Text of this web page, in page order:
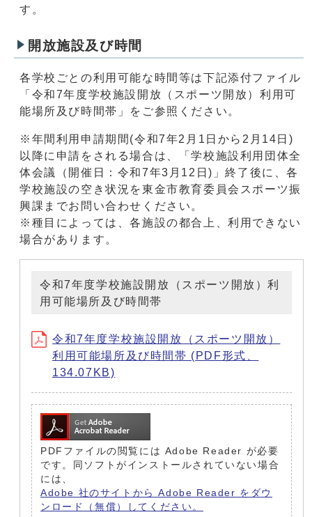
す。
開放施設及び時間
各学校ごとの利用可能な時間等は下記添付ファイル
「令和7年度学校施設開放（スポーツ開放）利用可
能場所及び時間帯」をご参照ください。
※年間利用申請期間(令和7年2月1日から2月14日)
以降に申請をされる場合は、「学校施設利用団体全
体会議（開催日：令和7年3月12日)」終了後に、各
学校施設の空き状況を東金市教育委員会スポーツ振
興課までお問い合わせください。
※種目によっては、各施設の都合上、利用できない
場合があります。
令和7年度学校施設開放（スポーツ開放）利
用可能場所及び時間帯
令和7年度学校施設開放（スポーツ開放）
利用可能場所及び時間帯 (PDF形式、
134.07KB)
PDFファイルの閲覧には Adobe Reader が必要
です。同ソフトがインストールされていない場合
には、
Adobe 社のサイトから Adobe Reader をダウ
ンロード（無償）してください。